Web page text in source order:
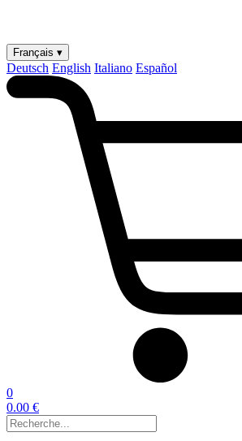
Français ▾
Deutsch English Italiano Español
0
0.00 €